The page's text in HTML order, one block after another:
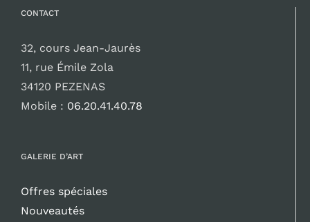
CONTACT
32, cours Jean-Jaurès
11, rue Émile Zola
34120 PEZENAS
Mobile : 06.20.41.40.78
GALERIE D’ART
Offres spéciales
Nouveautés